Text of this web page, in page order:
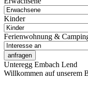
Kinder
Ferienwohnung &
anfragen
Unteregg Embach Lend
Willkommen auf unserem